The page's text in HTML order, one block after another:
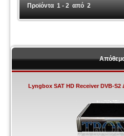
Προϊόντα 1 - 2 από 2
Lyngbox SAT HD Receiver DVB-